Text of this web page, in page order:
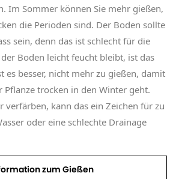
Im Sommer können Sie mehr gießen,
die Perioden sind. Der Boden sollte
sein, denn das ist schlecht für die
Boden leicht feucht bleibt, ist das
es besser, nicht mehr zu gießen, damit
Pflanze trocken in den Winter geht.
verfärben, kann das ein Zeichen für zu
oder eine schlechte Drainage
zum Gießen